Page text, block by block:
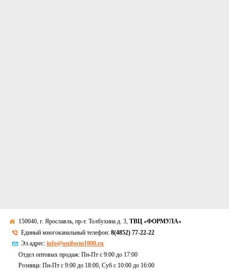
150040, г. Ярославль, пр-т. Толбухина д. 3,ТВЦ «ФОРМУЛА»
Единый многоканальный телефон:8(4852) 77-22-22
Эл.адрес:info@uniform1000.ru
Отдел оптовых продаж: Пн-Пт с 9:00 до 17:00
Розница: Пн-Пт с 9:00 до 18:00, Суб c 10:00 до 16:00